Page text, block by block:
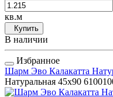
кв.м
Купить
В наличии
Избранное
Шарм Эво Калакатта
Натуральная 45x90